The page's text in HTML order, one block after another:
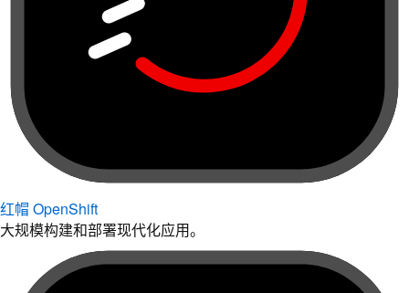
红帽 OpenShift
大规模构建和部署现代化应用。